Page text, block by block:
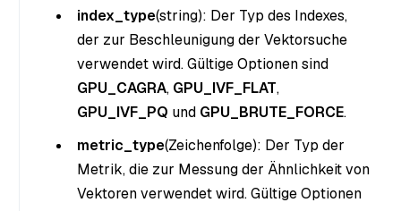
index_type(string): Der Typ des Indexes,
der zur Beschleunigung der Vektorsuche
verwendet wird. Gültige Optionen sind
GPU_CAGRA, GPU_IVF_FLAT,
GPU_IVF_PQ und GPU_BRUTE_FORCE.
metric_type(Zeichenfolge): Der Typ der
Metrik, die zur Messung der Ähnlichkeit von
Vektoren verwendet wird. Gültige Optionen